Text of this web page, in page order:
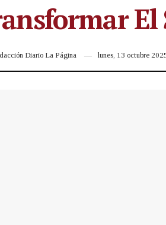
El
Diario La Página lunes, 13 octubre